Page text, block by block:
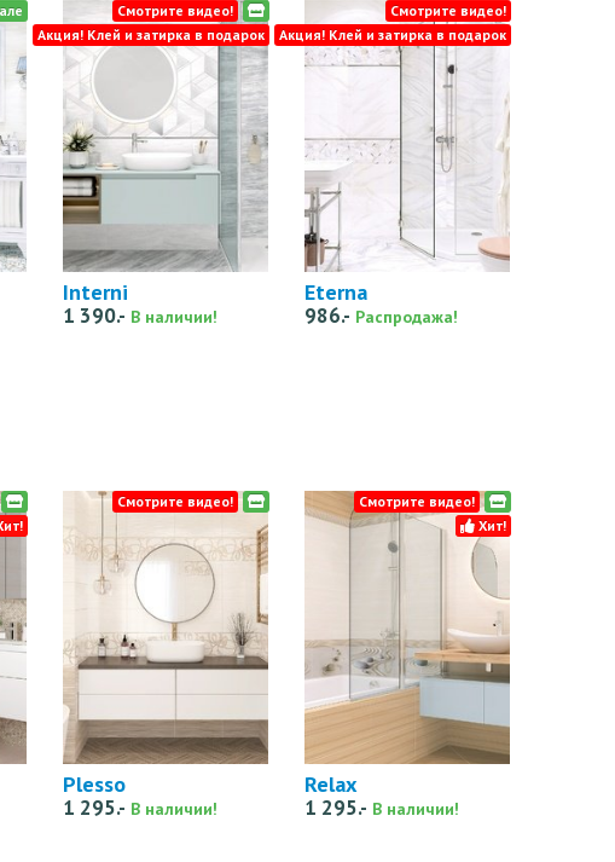
Interni
1 390.- В наличии!
Смотрите видео!
Акция! Клей и затирка в подарок
Eterna
986.- Распродажа!
Смотрите видео!
Акция! Клей и затирка в подарок
Plesso
1 295.- В наличии!
Смотрите видео!
Relax
1 295.- В наличии!
Смотрите видео!
Хит!